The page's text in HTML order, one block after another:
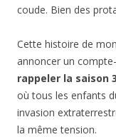
coude. Bien des
Cette histoire de
annoncer un
rappeler la saison
où tous les enfants
invasion
la même tension.